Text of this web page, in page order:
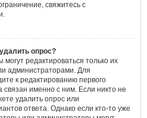
свяжитесь с
опрос?
редактироваться только их
администраторами. Для
к редактированию первого
связан именно с ним. Если никто не
удалить опрос или
ответа. Однако если кто-то уже